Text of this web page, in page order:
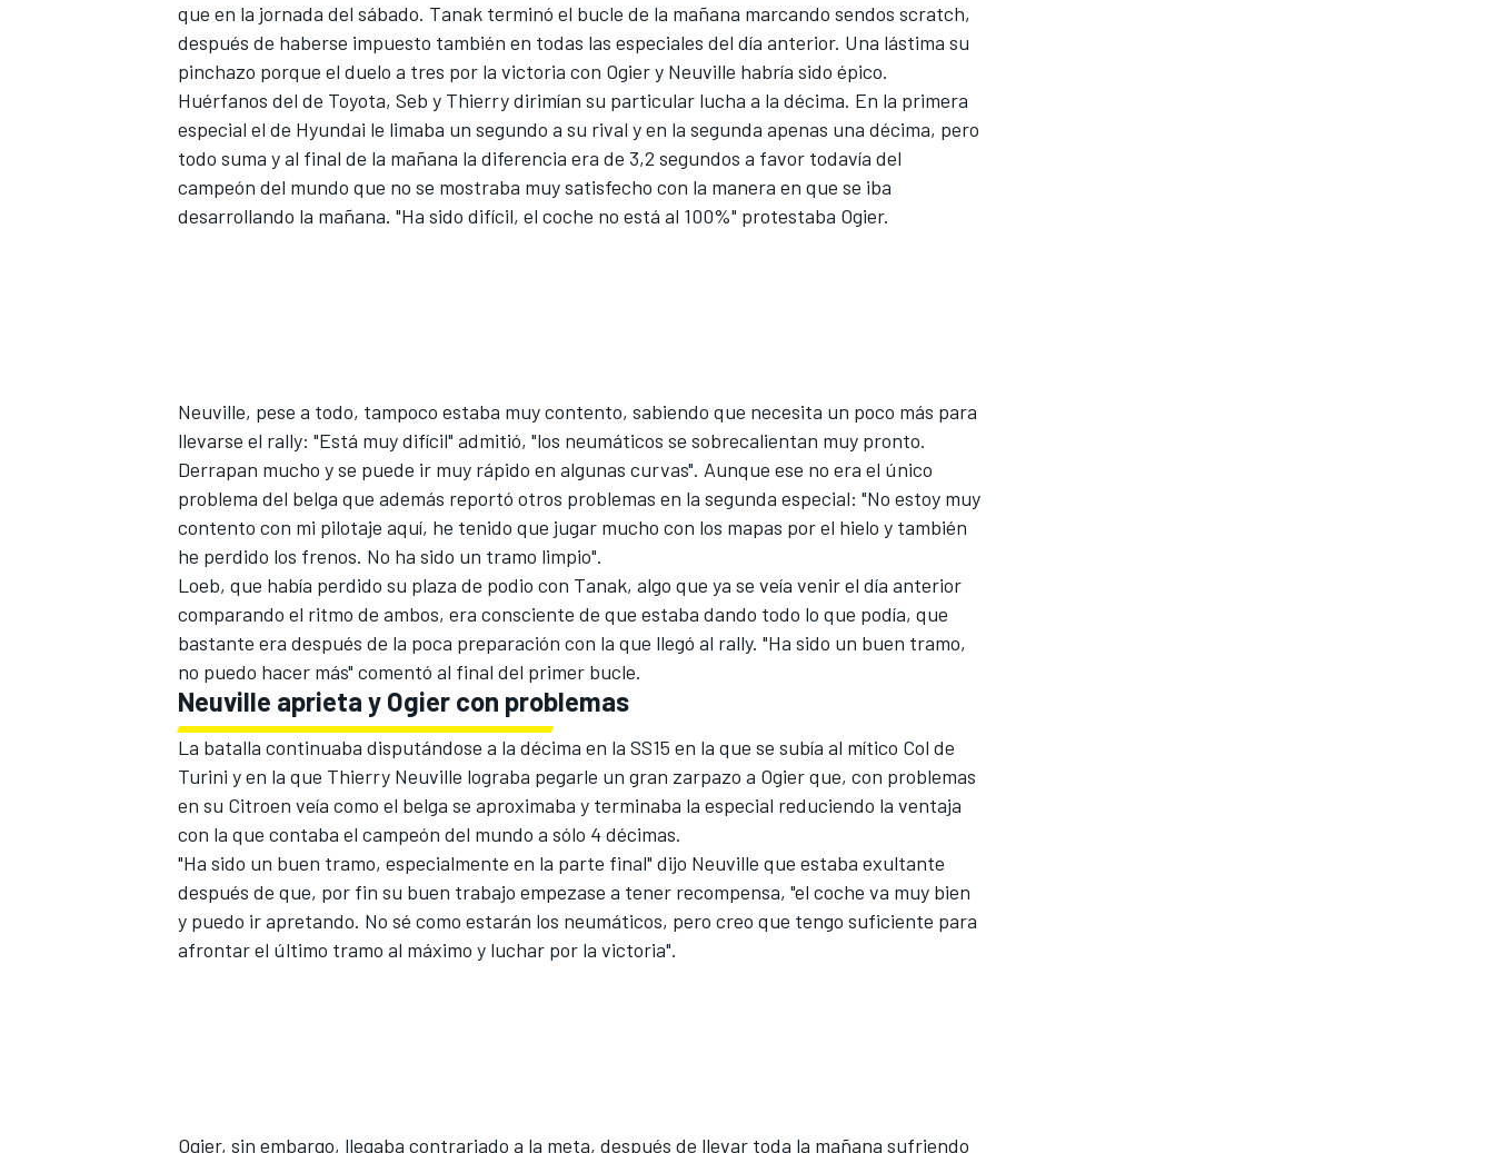
que en la jornada del sábado. Tanak terminó el bucle de la mañana marcando sendos scratch,
después de haberse impuesto también en todas las especiales del día anterior. Una lástima su
pinchazo porque el duelo a tres por la victoria con Ogier y Neuville habría sido épico.
Huérfanos del de Toyota, Seb y Thierry dirimían su particular lucha a la décima. En la primera
especial el de Hyundai le limaba un segundo a su rival y en la segunda apenas una décima, pero
todo suma y al final de la mañana la diferencia era de 3,2 segundos a favor todavía del
campeón del mundo que no se mostraba muy satisfecho con la manera en que se iba
desarrollando la mañana. "Ha sido difícil, el coche no está al 100%" protestaba Ogier.
Neuville, pese a todo, tampoco estaba muy contento, sabiendo que necesita un poco más para
llevarse el rally: "Está muy difícil" admitió, "los neumáticos se sobrecalientan muy pronto.
Derrapan mucho y se puede ir muy rápido en algunas curvas". Aunque ese no era el único
problema del belga que además reportó otros problemas en la segunda especial: "No estoy muy
contento con mi pilotaje aquí, he tenido que jugar mucho con los mapas por el hielo y también
he perdido los frenos. No ha sido un tramo limpio".
Loeb, que había perdido su plaza de podio con Tanak, algo que ya se veía venir el día anterior
comparando el ritmo de ambos, era consciente de que estaba dando todo lo que podía, que
bastante era después de la poca preparación con la que llegó al rally. "Ha sido un buen tramo,
no puedo hacer más" comentó al final del primer bucle.
Neuville aprieta y Ogier con problemas
La batalla continuaba disputándose a la décima en la SS15 en la que se subía al mítico Col de
Turini y en la que Thierry Neuville lograba pegarle un gran zarpazo a Ogier que, con problemas
en su Citroen veía como el belga se aproximaba y terminaba la especial reduciendo la ventaja
con la que contaba el campeón del mundo a sólo 4 décimas.
"Ha sido un buen tramo, especialmente en la parte final" dijo Neuville que estaba exultante
después de que, por fin su buen trabajo empezase a tener recompensa, "el coche va muy bien
y puedo ir apretando. No sé como estarán los neumáticos, pero creo que tengo suficiente para
afrontar el último tramo al máximo y luchar por la victoria".
Ogier, sin embargo, llegaba contrariado a la meta, después de llevar toda la mañana sufriendo